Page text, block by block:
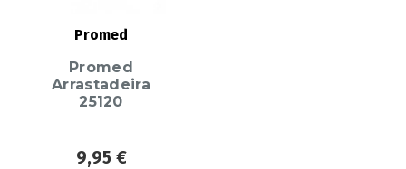
Promed
Promed
Arrastadeira
25120
9,95 €